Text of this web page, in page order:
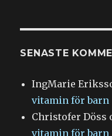
SENASTE
IngMarie
vitamin för barn
Christofer Döss
vitamin för barn